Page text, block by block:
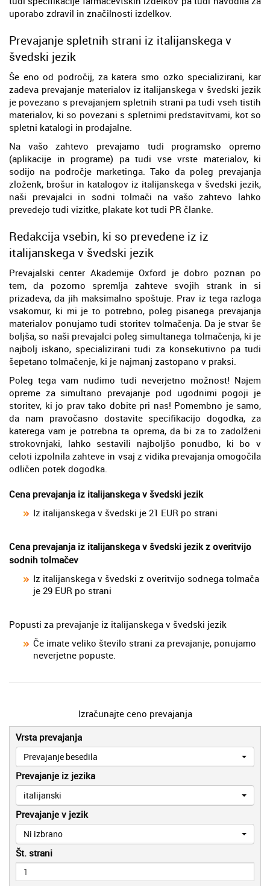
uporabo zdravil in značilnosti izdelkov.
Prevajanje spletnih strani iz italijanskega v
švedski jezik
Še eno od področij, za katera smo ozko specializirani, kar
zadeva prevajanje materialov iz italijanskega v švedski jezik
je povezano s prevajanjem spletnih strani pa tudi vseh tistih
materialov, ki so povezani s spletnimi predstavitvami, kot so
spletni katalogi in prodajalne.
Na vašo zahtevo prevajamo tudi programsko opremo
(aplikacije in programe) pa tudi vse vrste materialov, ki
sodijo na področje marketinga. Tako da poleg prevajanja
zloženk, brošur in katalogov iz italijanskega v švedski jezik,
naši prevajalci in sodni tolmači na vašo zahtevo lahko
prevedejo tudi vizitke, plakate kot tudi PR članke.
Redakcija vsebin, ki so prevedene iz iz
italijanskega v švedski jezik
Prevajalski center Akademije Oxford je dobro poznan po
tem, da pozorno spremlja zahteve svojih strank in si
prizadeva, da jih maksimalno spoštuje. Prav iz tega razloga
vsakomur, ki mi je to potrebno, poleg pisanega prevajanja
materialov ponujamo tudi storitev tolmačenja. Da je stvar še
boljša, so naši prevajalci poleg simultanega tolmačenja, ki je
najbolj iskano, specializirani tudi za konsekutivno pa tudi
šepetano tolmačenje, ki je najmanj zastopano v praksi.
Poleg tega vam nudimo tudi neverjetno možnost! Najem
opreme za simultano prevajanje pod ugodnimi pogoji je
storitev, ki jo prav tako dobite pri nas! Pomembno je samo,
da nam pravočasno dostavite specifikacijo dogodka, za
katerega vam je potrebna ta oprema, da bi za to zadolženi
strokovnjaki, lahko sestavili najboljšo ponudbo, ki bo v
celoti izpolnila zahteve in vsaj z vidika prevajanja omogočila
odličen potek dogodka.
Cena prevajanja iz italijanskega v švedski jezik
Iz italijanskega v švedski je 21 EUR po strani
Cena prevajanja iz italijanskega v švedski jezik z overitvijo
sodnih tolmačev
Iz italijanskega v švedski z overitvijo sodnega tolmača
je 29 EUR po strani
Popusti za prevajanje iz italijanskega v švedski jezik
Če imate veliko število strani za prevajanje, ponujamo
neverjetne popuste.
Izračunajte ceno prevajanja
Vrsta prevajanja
Prevajanje besedila
Prevajanje iz jezika
italijanski
Prevajanje v jezik
Ni izbrano
Št. strani